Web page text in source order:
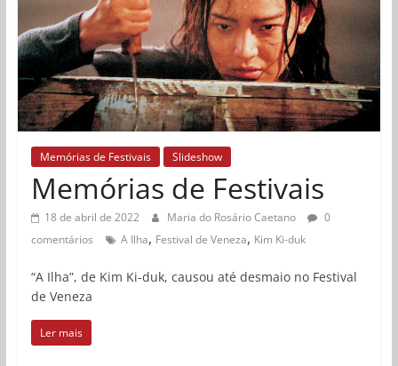
Memórias de Festivais Slideshow
Memórias de Festivais
18 de abril de 2022 Maria do Rosário Caetano
0
comentários
A Ilha, Festival de Veneza, Kim Ki-duk
“A Ilha”, de Kim Ki-duk, causou até desmaio no Festival
de Veneza
Ler mais